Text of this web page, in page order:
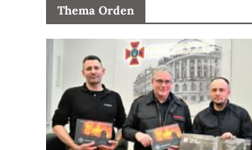
Thema Orden